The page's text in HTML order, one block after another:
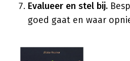
Evalueer en stel bij.
goed gaat en waar